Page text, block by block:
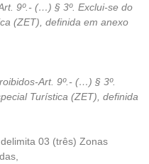
9º.- (…) § 3º. Exclui-se do
(ZET), definida em anexo
Art. 9º.- (…) § 3º.
Turística (ZET), definida
03 (três) Zonas